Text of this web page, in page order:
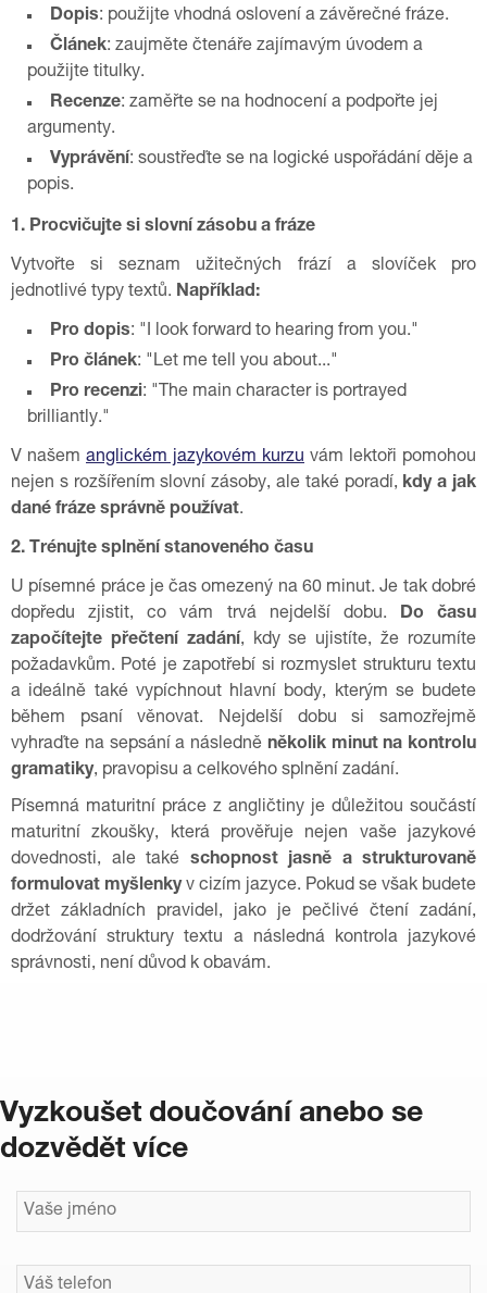
Dopis: použijte vhodná oslovení a závěrečné fráze.
Článek: zaujměte čtenáře zajímavým úvodem a
použijte titulky.
Recenze: zaměřte se na hodnocení a podpořte jej
argumenty.
Vyprávění: soustřeďte se na logické uspořádání děje a
popis.
1. Procvičujte si slovní zásobu a fráze
Vytvořte si seznam užitečných frází a slovíček pro
jednotlivé typy textů. Například:
Pro dopis: "I look forward to hearing from you."
Pro článek: "Let me tell you about..."
Pro recenzi: "The main character is portrayed
brilliantly."
V našem anglickém jazykovém kurzu vám lektoři pomohou
nejen s rozšířením slovní zásoby, ale také poradí, kdy a jak
dané fráze správně používat.
2. Trénujte splnění stanoveného času
U písemné práce je čas omezený na 60 minut. Je tak dobré
dopředu zjistit, co vám trvá nejdelší dobu. Do času
započítejte přečtení zadání, kdy se ujistíte, že rozumíte
požadavkům. Poté je zapotřebí si rozmyslet strukturu textu
a ideálně také vypíchnout hlavní body, kterým se budete
během psaní věnovat. Nejdelší dobu si samozřejmě
vyhraďte na sepsání a následně několik minut na kontrolu
gramatiky, pravopisu a celkového splnění zadání.
Písemná maturitní práce z angličtiny je důležitou součástí
maturitní zkoušky, která prověřuje nejen vaše jazykové
dovednosti, ale také schopnost jasně a strukturovaně
formulovat myšlenkyv cizím jazyce. Pokud se však budete
držet základních pravidel, jako je pečlivé čtení zadání,
dodržování struktury textu a následná kontrola jazykové
správnosti, není důvod k obavám.
Vyzkoušet doučování anebo se
dozvědět více